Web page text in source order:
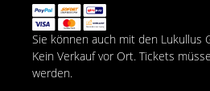
Sie können auch mit den Lukullus
Kein Verkauf vor Ort. Tickets
werden.